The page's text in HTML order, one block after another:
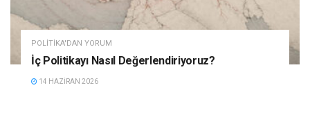
POLITIKA'DAN YORUM
İç Politikayı Nasıl Değerlendiriyoruz?
14 HAZIRAN 2026